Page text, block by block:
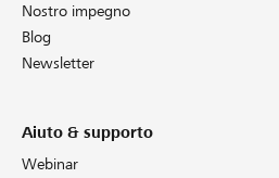
Nostro impegno
Blog
Newsletter
Aiuto & supporto
Webinar